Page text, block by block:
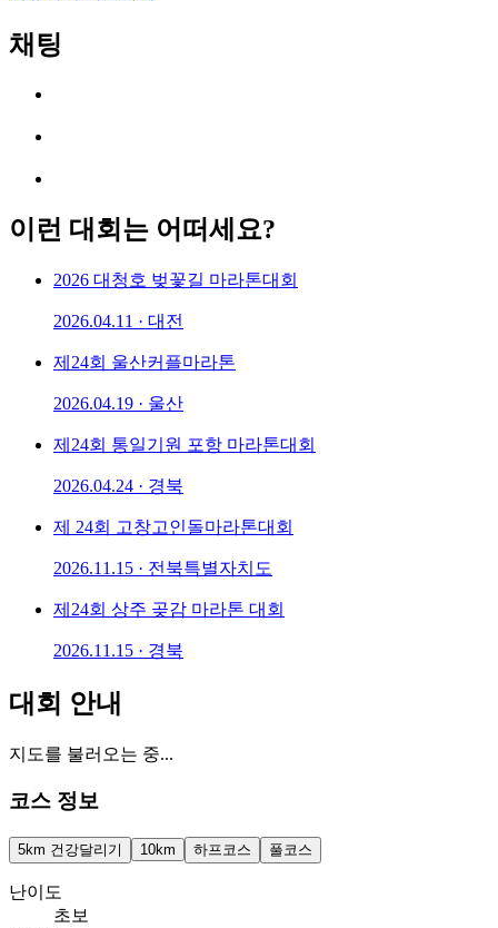
채팅
이런 대회는 어떠세요?
2026 대청호 벚꽃길 마라톤대회
2026.04.11 · 대전
제24회 울산커플마라톤
2026.04.19 · 울산
제24회 통일기원 포항 마라톤대회
2026.04.24 · 경북
제 24회 고창고인돌마라톤대회
2026.11.15 · 전북특별자치도
제24회 상주 곶감 마라톤 대회
2026.11.15 · 경북
대회 안내
지도를 불러오는 중...
코스 정보
5km 건강달리기 10km 하프코스 풀코스
난이도
초보